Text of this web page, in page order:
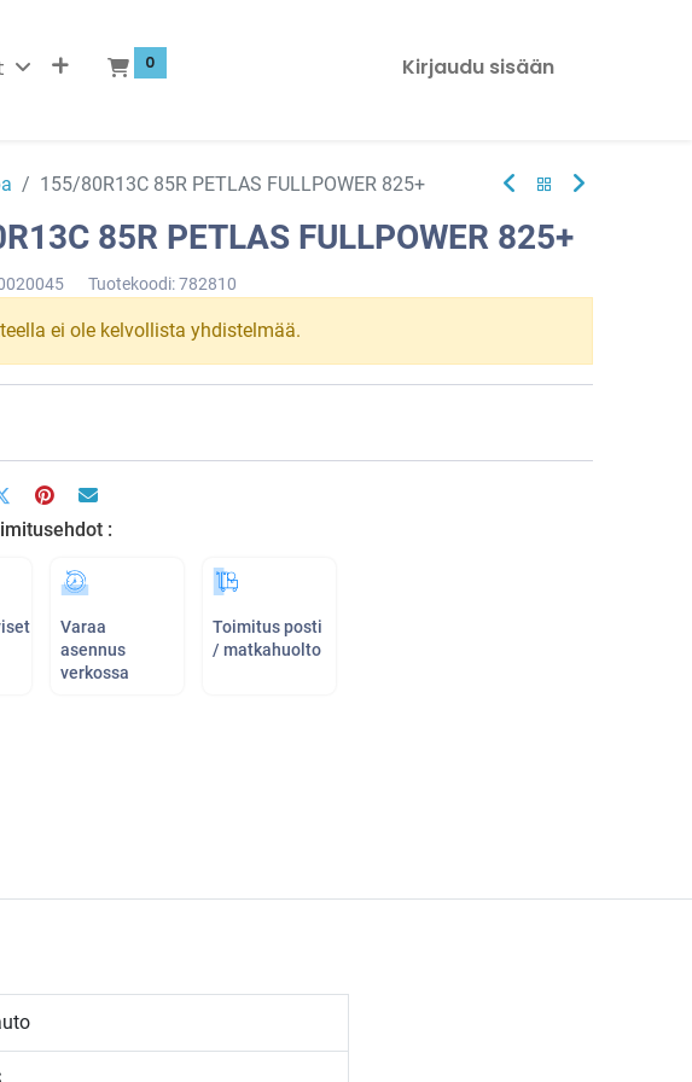
0 Kirjaudu sisään
155/80R13C 85R PETLAS FULLPOWER 825+
85R PETLAS FULLPOWER 825+
Tuotekoodi:782810
ei ole kelvollista yhdistelmää.
:
Varaa
asennus
verkossa
Toimitus posti
/ matkahuolto